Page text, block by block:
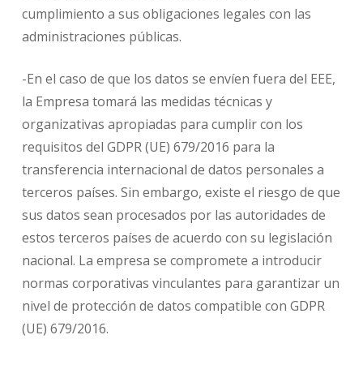
cumplimiento a sus obligaciones legales con las
administraciones públicas.
-En el caso de que los datos se envíen fuera del EEE,
la Empresa tomará las medidas técnicas y
organizativas apropiadas para cumplir con los
requisitos del GDPR (UE) 679/2016 para la
transferencia internacional de datos personales a
terceros países. Sin embargo, existe el riesgo de que
sus datos sean procesados ​​por las autoridades de
estos terceros países de acuerdo con su legislación
nacional. La empresa se compromete a introducir
normas corporativas vinculantes para garantizar un
nivel de protección de datos compatible con GDPR
(UE) 679/2016.